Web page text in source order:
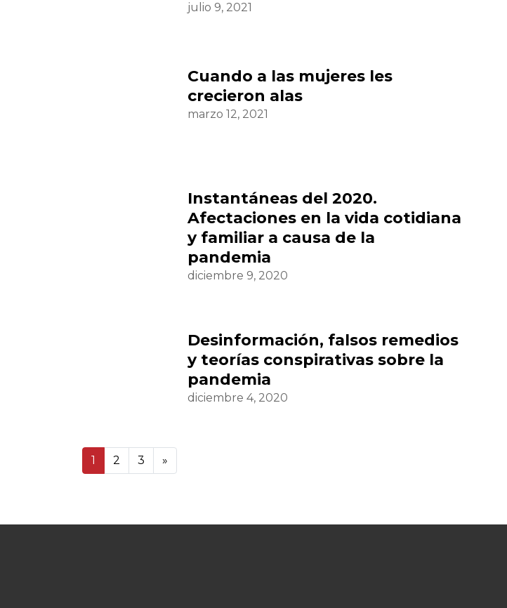
julio 9, 2021
Cuando a las mujeres les
crecieron alas
marzo 12, 2021
Instantáneas del 2020.
Afectaciones en la vida cotidiana
y familiar a causa de la
pandemia
diciembre 9, 2020
Desinformación, falsos remedios
y teorías conspirativas sobre la
pandemia
diciembre 4, 2020
1 2 3 »